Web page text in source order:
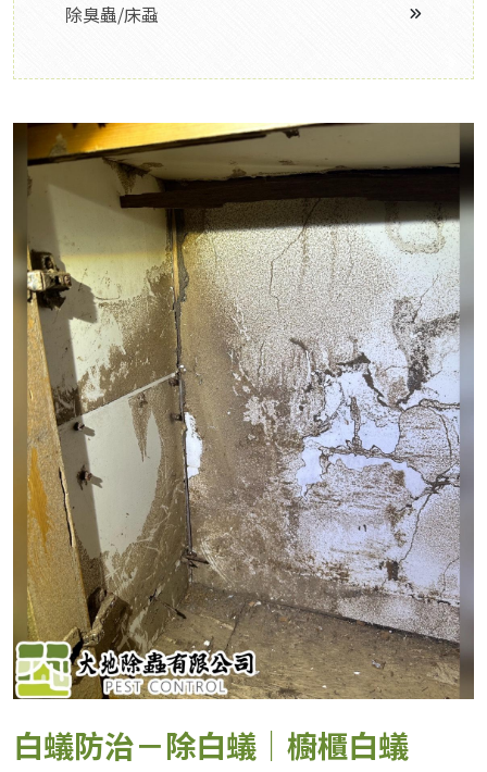
除臭蟲/床蝨
白蟻防治－除白蟻｜櫥櫃白蟻